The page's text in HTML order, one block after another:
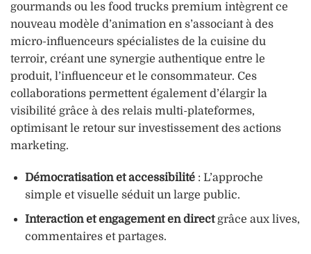
gourmands ou les food trucks premium intègrent ce
nouveau modèle d’animation en s’associant à des
micro-influenceurs spécialistes de la cuisine du
terroir, créant une synergie authentique entre le
produit, l’influenceur et le consommateur. Ces
collaborations permettent également d’élargir la
visibilité grâce à des relais multi-plateformes,
optimisant le retour sur investissement des actions
marketing.
Démocratisation et accessibilité: L’approche
simple et visuelle séduit un large public.
Interaction et engagement en directgrâce aux lives,
commentaires et partages.